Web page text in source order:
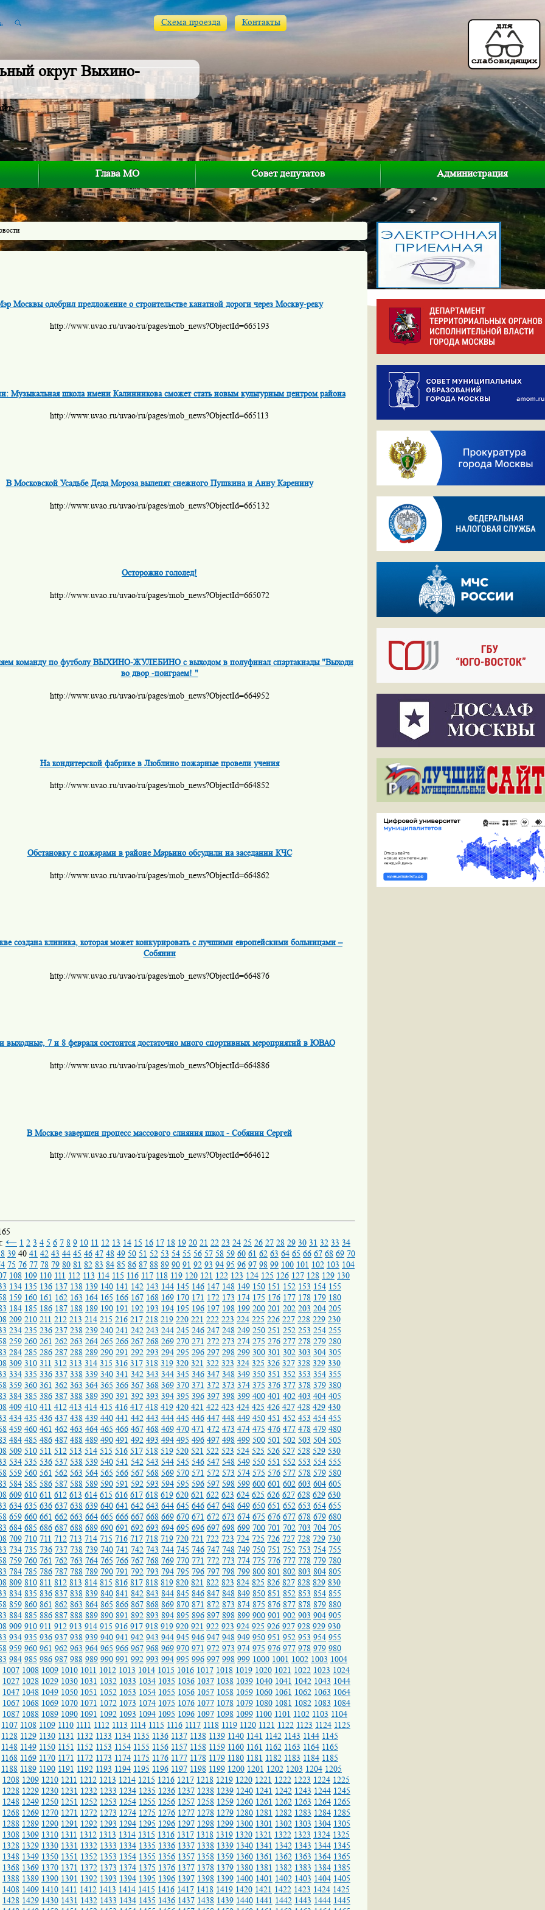
округ Выхино-
Схема проезда Контакты
Глава МО Совет депутатов Администрация
Москвы одобрил предложение о строительстве канатной дороги через Москву-реку
http://www.uvao.ru/uvao/ru/pages/mob_news?ObjectId=665193
Музыкальная школа имени Калинникова сможет стать новым культурным центром района
http://www.uvao.ru/uvao/ru/pages/mob_news?ObjectId=665113
В Московской Усадьбе Деда Мороза вылепят снежного Пушкина и Анну Каренину
http://www.uvao.ru/uvao/ru/pages/mob_news?ObjectId=665132
Осторожно гололед!
http://www.uvao.ru/uvao/ru/pages/mob_news?ObjectId=665072
команду по футболу ВЫХИНО-ЖУЛЕБИНО с выходом в полуфинал спартакиады "Выходи
во двор -поиграем! "
http://www.uvao.ru/uvao/ru/pages/mob_news?ObjectId=664952
На кондитерской фабрике в Люблино пожарные провели учения
http://www.uvao.ru/uvao/ru/pages/mob_news?ObjectId=664852
Обстановку с пожарами в районе Марьино обсудили на заседании КЧС
http://www.uvao.ru/uvao/ru/pages/mob_news?ObjectId=664862
создана клиника, которая может конкурировать с лучшими европейскими больницами –
Собянин
http://www.uvao.ru/uvao/ru/pages/mob_news?ObjectId=664876
выходные, 7 и 8 февраля состоится достаточно много спортивных мероприятий в ЮВАО
http://www.uvao.ru/uvao/ru/pages/mob_news?ObjectId=664886
В Москве завершен процесс массового слияния школ - Собянин Сергей
http://www.uvao.ru/uvao/ru/pages/mob_news?ObjectId=664612
← 1 2 3 4 5 6 7 8 9 10 11 12 13 14 15 16 17 18 19 20 21 22 23 24 25 26 27 28 29 30 31 32 33 34
39 40 41 42 43 44 45 46 47 48 49 50 51 52 53 54 55 56 57 58 59 60 61 62 63 64 65 66 67 68 69 70
75 76 77 78 79 80 81 82 83 84 85 86 87 88 89 90 91 92 93 94 95 96 97 98 99 100 101 102 103 104
108 109 110 111 112 113 114 115 116 117 118 119 120 121 122 123 124 125 126 127 128 129 130
134 135 136 137 138 139 140 141 142 143 144 145 146 147 148 149 150 151 152 153 154 155
159 160 161 162 163 164 165 166 167 168 169 170 171 172 173 174 175 176 177 178 179 180
184 185 186 187 188 189 190 191 192 193 194 195 196 197 198 199 200 201 202 203 204 205
209 210 211 212 213 214 215 216 217 218 219 220 221 222 223 224 225 226 227 228 229 230
234 235 236 237 238 239 240 241 242 243 244 245 246 247 248 249 250 251 252 253 254 255
259 260 261 262 263 264 265 266 267 268 269 270 271 272 273 274 275 276 277 278 279 280
284 285 286 287 288 289 290 291 292 293 294 295 296 297 298 299 300 301 302 303 304 305
309 310 311 312 313 314 315 316 317 318 319 320 321 322 323 324 325 326 327 328 329 330
334 335 336 337 338 339 340 341 342 343 344 345 346 347 348 349 350 351 352 353 354 355
359 360 361 362 363 364 365 366 367 368 369 370 371 372 373 374 375 376 377 378 379 380
384 385 386 387 388 389 390 391 392 393 394 395 396 397 398 399 400 401 402 403 404 405
409 410 411 412 413 414 415 416 417 418 419 420 421 422 423 424 425 426 427 428 429 430
434 435 436 437 438 439 440 441 442 443 444 445 446 447 448 449 450 451 452 453 454 455
459 460 461 462 463 464 465 466 467 468 469 470 471 472 473 474 475 476 477 478 479 480
484 485 486 487 488 489 490 491 492 493 494 495 496 497 498 499 500 501 502 503 504 505
509 510 511 512 513 514 515 516 517 518 519 520 521 522 523 524 525 526 527 528 529 530
534 535 536 537 538 539 540 541 542 543 544 545 546 547 548 549 550 551 552 553 554 555
559 560 561 562 563 564 565 566 567 568 569 570 571 572 573 574 575 576 577 578 579 580
584 585 586 587 588 589 590 591 592 593 594 595 596 597 598 599 600 601 602 603 604 605
609 610 611 612 613 614 615 616 617 618 619 620 621 622 623 624 625 626 627 628 629 630
634 635 636 637 638 639 640 641 642 643 644 645 646 647 648 649 650 651 652 653 654 655
659 660 661 662 663 664 665 666 667 668 669 670 671 672 673 674 675 676 677 678 679 680
684 685 686 687 688 689 690 691 692 693 694 695 696 697 698 699 700 701 702 703 704 705
709 710 711 712 713 714 715 716 717 718 719 720 721 722 723 724 725 726 727 728 729 730
734 735 736 737 738 739 740 741 742 743 744 745 746 747 748 749 750 751 752 753 754 755
759 760 761 762 763 764 765 766 767 768 769 770 771 772 773 774 775 776 777 778 779 780
784 785 786 787 788 789 790 791 792 793 794 795 796 797 798 799 800 801 802 803 804 805
809 810 811 812 813 814 815 816 817 818 819 820 821 822 823 824 825 826 827 828 829 830
834 835 836 837 838 839 840 841 842 843 844 845 846 847 848 849 850 851 852 853 854 855
859 860 861 862 863 864 865 866 867 868 869 870 871 872 873 874 875 876 877 878 879 880
884 885 886 887 888 889 890 891 892 893 894 895 896 897 898 899 900 901 902 903 904 905
909 910 911 912 913 914 915 916 917 918 919 920 921 922 923 924 925 926 927 928 929 930
934 935 936 937 938 939 940 941 942 943 944 945 946 947 948 949 950 951 952 953 954 955
959 960 961 962 963 964 965 966 967 968 969 970 971 972 973 974 975 976 977 978 979 980
984 985 986 987 988 989 990 991 992 993 994 995 996 997 998 999 1000 1001 1002 1003 1004
1007 1008 1009 1010 1011 1012 1013 1014 1015 1016 1017 1018 1019 1020 1021 1022 1023 1024
1027 1028 1029 1030 1031 1032 1033 1034 1035 1036 1037 1038 1039 1040 1041 1042 1043 1044
1047 1048 1049 1050 1051 1052 1053 1054 1055 1056 1057 1058 1059 1060 1061 1062 1063 1064
1067 1068 1069 1070 1071 1072 1073 1074 1075 1076 1077 1078 1079 1080 1081 1082 1083 1084
1087 1088 1089 1090 1091 1092 1093 1094 1095 1096 1097 1098 1099 1100 1101 1102 1103 1104
1107 1108 1109 1110 1111 1112 1113 1114 1115 1116 1117 1118 1119 1120 1121 1122 1123 1124 1125
1128 1129 1130 1131 1132 1133 1134 1135 1136 1137 1138 1139 1140 1141 1142 1143 1144 1145
1148 1149 1150 1151 1152 1153 1154 1155 1156 1157 1158 1159 1160 1161 1162 1163 1164 1165
1168 1169 1170 1171 1172 1173 1174 1175 1176 1177 1178 1179 1180 1181 1182 1183 1184 1185
1188 1189 1190 1191 1192 1193 1194 1195 1196 1197 1198 1199 1200 1201 1202 1203 1204 1205
1208 1209 1210 1211 1212 1213 1214 1215 1216 1217 1218 1219 1220 1221 1222 1223 1224 1225
1228 1229 1230 1231 1232 1233 1234 1235 1236 1237 1238 1239 1240 1241 1242 1243 1244 1245
1248 1249 1250 1251 1252 1253 1254 1255 1256 1257 1258 1259 1260 1261 1262 1263 1264 1265
1268 1269 1270 1271 1272 1273 1274 1275 1276 1277 1278 1279 1280 1281 1282 1283 1284 1285
1288 1289 1290 1291 1292 1293 1294 1295 1296 1297 1298 1299 1300 1301 1302 1303 1304 1305
1308 1309 1310 1311 1312 1313 1314 1315 1316 1317 1318 1319 1320 1321 1322 1323 1324 1325
1328 1329 1330 1331 1332 1333 1334 1335 1336 1337 1338 1339 1340 1341 1342 1343 1344 1345
1348 1349 1350 1351 1352 1353 1354 1355 1356 1357 1358 1359 1360 1361 1362 1363 1364 1365
1368 1369 1370 1371 1372 1373 1374 1375 1376 1377 1378 1379 1380 1381 1382 1383 1384 1385
1388 1389 1390 1391 1392 1393 1394 1395 1396 1397 1398 1399 1400 1401 1402 1403 1404 1405
1408 1409 1410 1411 1412 1413 1414 1415 1416 1417 1418 1419 1420 1421 1422 1423 1424 1425
1428 1429 1430 1431 1432 1433 1434 1435 1436 1437 1438 1439 1440 1441 1442 1443 1444 1445